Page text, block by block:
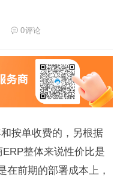
0评论
按单收费的，另根据
整体来说性价比是
在前期的部署成本上，